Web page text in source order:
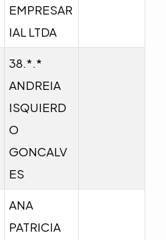
EMPRESAR
IAL LTDA
38.*.*
ANDREIA
ISQUIERD
O
GONCALV
ES
ANA
PATRICIA